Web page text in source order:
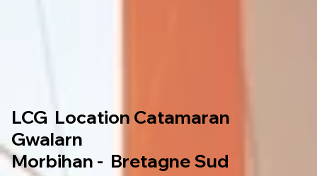
LCG Location Catamaran
Gwalarn
Morbihan - Bretagne Sud